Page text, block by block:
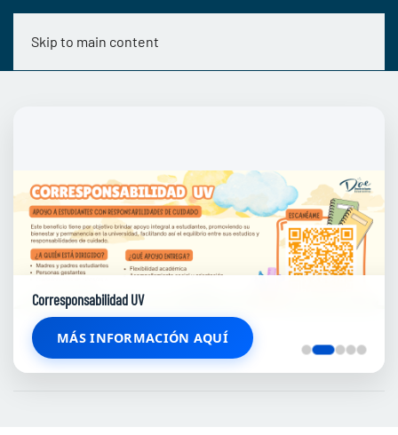
Skip to main content
Corresponsabilidad UV
MÁS INFORMACIÓN AQUÍ